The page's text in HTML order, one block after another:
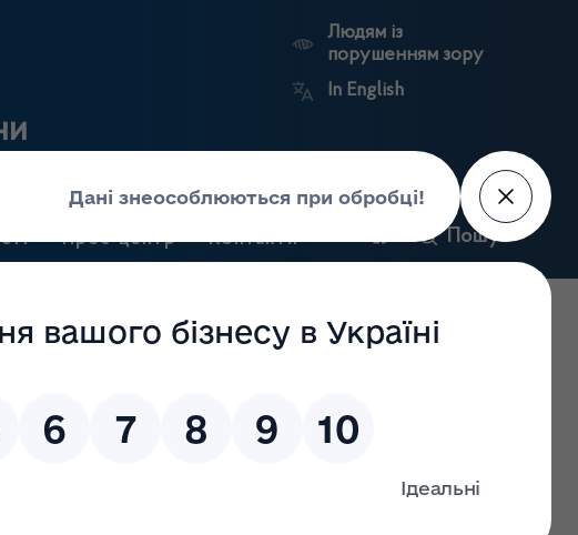
Людям із
порушенням зору
In English
Прес-центр Контакти Пошук
лікарських
Ринковий
Державні
Антикорупційний
портал
з роздрібної торгівлі лікарськими засобами, про
провадження діяльності 31.05.2022 залишено без розгляду